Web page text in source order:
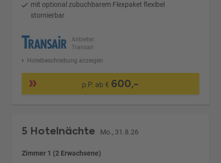
mit optional zubuchbarem Flexpaket flexibel
stornierbar
Anbieter:
Transair
Hotelbeschreibung anzeigen
p.P. ab € 600,-
5 Hotelnächte Mo., 31.8.26
Zimmer 1 (2 Erwachsene)